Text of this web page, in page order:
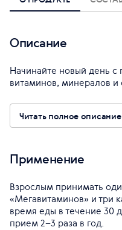
Описание
Начинайте новый день
витаминов, минералов и
Читать полное описание
Применение
Взрослым принимать
«Мегавитаминов» и три
время еды в течение 30
прием 2–3 раза в год.